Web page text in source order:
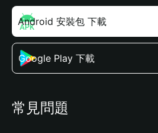
Android 安裝包 下載
Google Play 下載
常見問題